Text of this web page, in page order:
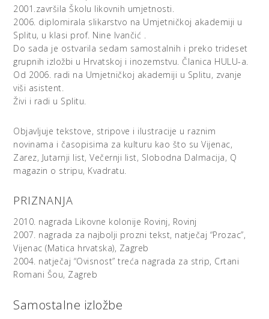
protagonisti ovih moralizatorskih basni dvonošci, i da je
njihovo stanište prije džungla na asfaltu nego prostrana
stepa. Detalj koji nosi ključ za čitanje ovih slikovnih
prispodobi tanka je traka posred trbuha svake životinje –
u njemu se prepoznaje i patentni zatvarač. Njegovo nas
povlačenje vodi iz basne u parabolu.
Vučji je kostim tek izlika za studiju karaktera, tvrdi
autorica. Iako je njezin figurativni odabir stiliziranih
studija karaktera, često prikazivanih u pučkom slikarstvu
pa sve do disneyevske animacije. Poučan, skoro pa
propovjednički karakter slika svog najpoznatijeg
prethodnika iz povijesti umjetnosti ima vjerojatno u
satiričnim platnima secirao društvenu stvarnost Londona
početkom osamnaestog stoljeća, u osvit prosvjetiteljstva.
Stripovski format, konačno, uglavljen u novine ili blog,
trebao bi dati još pokoje razjašnjenje. Iako je vjerojatnije
da će vas do suza nasmijati.
Tako se, uz posvetu povijesnim uzorima, na ono vječito
oblačićima i prepoznatljivim, iako kulturalno kodiranim
2001.završila Školu likovnih umjetnosti.
2006. diplomirala slikarstvo na Umjetničkoj akademiji u
Splitu, u klasi prof. Nine Ivančić .
Do sada je ostvarila sedam samostalnih i preko trideset
grupnih izložbi u Hrvatskoj i inozemstvu. Članica HULU-a.
Od 2006. radi na Umjetničkoj akademiji u Splitu, zvanje
viši asistent.
Živi i radi u Splitu.
Objavljuje tekstove, stripove i ilustracije u raznim
novinama i časopisima za kulturu kao što su Vijenac,
Zarez, Jutarnji list, Večernji list, Slobodna Dalmacija, Q
magazin o stripu, Kvadratu.
PRIZNANJA
2010. nagrada Likovne kolonije Rovinj, Rovinj
2007. nagrada za najbolji prozni tekst, natječaj “Prozac”,
Vijenac (Matica hrvatska), Zagreb
2004. natječaj “Ovisnost” treća nagrada za strip, Crtani
Romani Šou, Zagreb
Samostalne izložbe